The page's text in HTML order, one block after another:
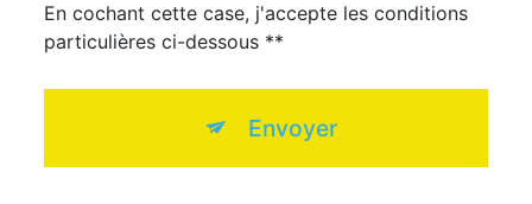
En cochant cette case, j'accepte les conditions
particulières ci-dessous **
Envoyer